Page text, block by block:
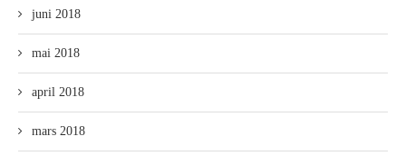
juni 2018
mai 2018
april 2018
mars 2018